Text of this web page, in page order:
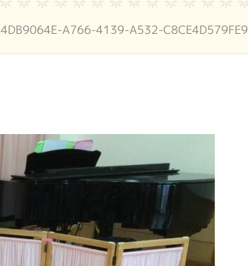
4DB9064E-A766-4139-A532-C8CE4D579FE9